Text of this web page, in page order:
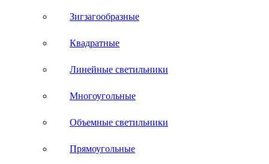
Зигзагообразные
Квадратные
Линейные светильники
Многоугольные
Объемные светильники
Прямоугольные